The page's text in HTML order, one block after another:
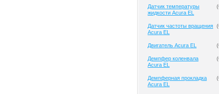
Датчик температуры
жидкости Acura EL
(
Датчик частоты вращения
Acura EL
(
Двигатель Acura EL (
Демпфер коленвала
Acura EL
(
Демпферная прокладка
Acura EL
(